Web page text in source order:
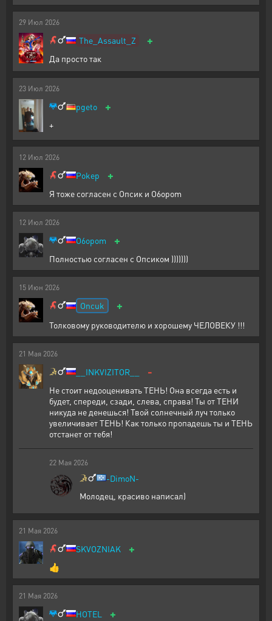
29 Июл 2026
The_Assault_Z +
Да просто так
23 Июл 2026
pgeto +
+
12 Июл 2026
Pokep +
Я тоже согласен с Опсик и O6opom
12 Июл 2026
O6opom +
Полностью согласен с Опсиком )))))))
15 Июн 2026
Oncuk +
Толковому руководителю и хорошему ЧЕЛОВЕКУ !!!
21 Мая 2026
__INKVIZITOR__ -
Не стоит недооценивать ТЕНЬ! Она всегда есть и
будет, спереди, сзади, слева, справа! Ты от ТЕНИ
никуда не денешься! Твой солнечный луч только
увеличивает ТЕНЬ! Как только пропадешь ты и ТЕНЬ
отстанет от тебя!
22 Мая 2026
-DimoN-
Молодец, красиво написал)
21 Мая 2026
SKVOZNIAK +
👍
21 Мая 2026
HOTEL +